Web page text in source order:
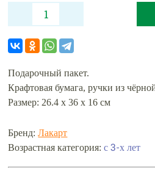
Подарочный пакет.
Крафтовая бумага, ручки из
Размер: 26.4 x 36 x 16 см
Бренд:Лакарт
Возрастная категория:с 3-х лет